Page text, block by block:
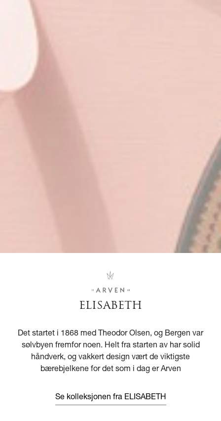
ELISABETH
Det startet i 1868 med Theodor Olsen, og Bergen var
sølvbyen fremfor noen. Helt fra starten av har solid
håndverk, og vakkert design vært de viktigste
bærebjelkene for det som i dag er Arven
Se kolleksjonen fra ELISABETH